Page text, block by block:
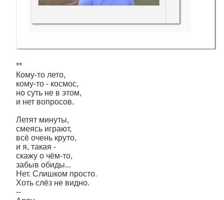
**
Кому-то лето,
кому-то - космос,
но суть не в этом,
и нет вопросов.
Летят минуты,
смеясь играют,
всё очень круто,
и я, такая -
скажу о чём-то,
забыв обиды...
Нет. Слишком просто.
Хоть слёз не видно.
--